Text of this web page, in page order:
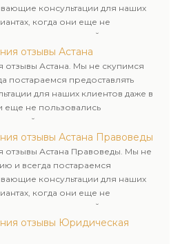
консультации для наших
когда они еще не
услугами нашей компании.
отзывы Астана
Астана. Мы не скупимся
постараемся предоставлять
для наших клиентов даже в
еще не пользовались
нашей компании.
отзывы Астана Правоведы
Астана Правоведы. Мы не
и всегда постараемся
консультации для наших
когда они еще не
услугами нашей компании.
отзывы Юридическая